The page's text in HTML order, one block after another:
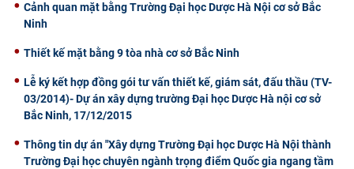
Cảnh quan mặt bằng Trường Đại học Dược Hà Nội cơ sở Bắc
Ninh
Thiết kế mặt bằng 9 tòa nhà cơ sở Bắc Ninh
Lễ ký kết hợp đồng gói tư vấn thiết kế, giám sát, đấu thầu (TV-
03/2014)- Dự án xây dựng trường Đại học Dược Hà nội cơ sở
Bắc Ninh, 17/12/2015
Thông tin dự án "Xây dựng Trường Đại học Dược Hà Nội thành
Trường Đại học chuyên ngành trọng điểm Quốc gia ngang tầm